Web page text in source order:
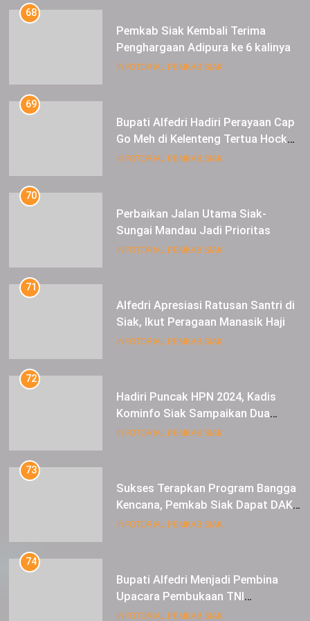
69
Bupati Alfedri Hadiri Perayaan Cap
Go Meh di Kelenteng Tertua Hock
Siu Kiong Kota Siak Sri Indrapura
INFOTORIAL PEMKAB SIAK
70
Perbaikan Jalan Utama Siak-
Sungai Mandau Jadi Prioritas
INFOTORIAL PEMKAB SIAK
71
Alfedri Apresiasi Ratusan Santri di
Siak, Ikut Peragaan Manasik Haji
INFOTORIAL PEMKAB SIAK
72
Hadiri Puncak HPN 2024, Kadis
Kominfo Siak Sampaikan Dua
Pesan Khusus Presiden Jokowi
INFOTORIAL PEMKAB SIAK
73
Sukses Terapkan Program Bangga
Kencana, Pemkab Siak Dapat DAK
Bidang KB
INFOTORIAL PEMKAB SIAK
74
Bupati Alfedri Menjadi Pembina
Upacara Pembukaan TNI
Manunggal Membangun Desa
INFOTORIAL PEMKAB SIAK
75
Tekan Terjadinya Tindak Pidana
Perdata, Pemkab Lanjut MoU
Bersama Kejari Siak
INFOTORIAL PEMKAB SIAK